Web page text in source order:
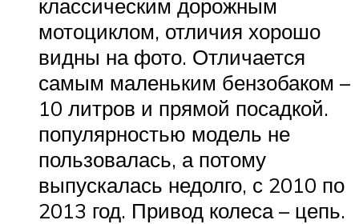
классическим дорожным
мотоциклом, отличия хорошо
видны на фото. Отличается
самым маленьким бензобаком –
10 литров и прямой посадкой.
популярностью модель не
пользовалась, а потому
выпускалась недолго, с 2010 по
2013 год. Привод колеса – цепь.